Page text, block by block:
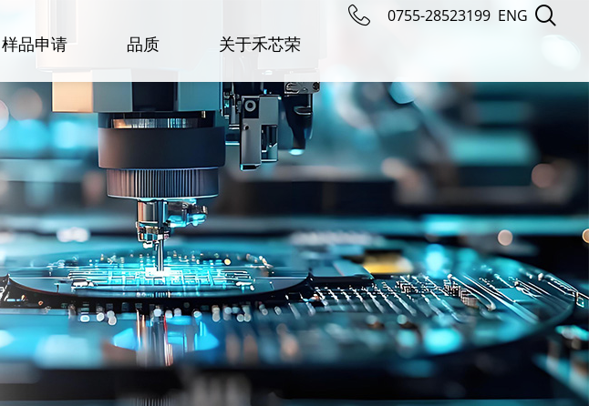
样品申请 品质 关于禾芯荣
0755-28523199 ENG